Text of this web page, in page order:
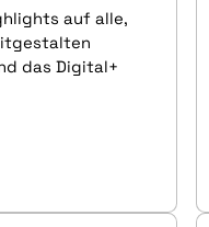
auf alle,
das Digital+